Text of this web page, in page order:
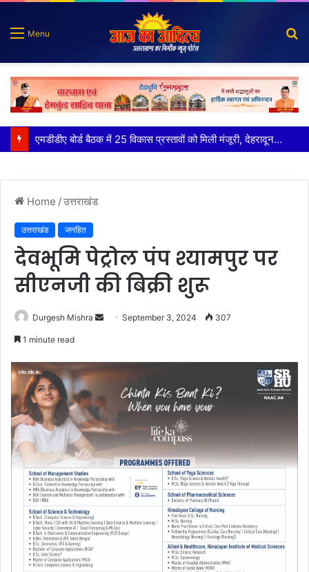
Menu
कृष्णा हाउसकीपिंग के मालिक दीपक जायसवाल विनोद नौटियाल आदि पर मुकदमा दर्ज
Home /उत्तराखंड
उत्तराखंड जनहित
देवभूमि पेट्रोल पंप श्यामपुर पर
सीएनजी की बिक्री शुरू
Durgesh Mishra
Send September 3, 2024 307
1 minute read